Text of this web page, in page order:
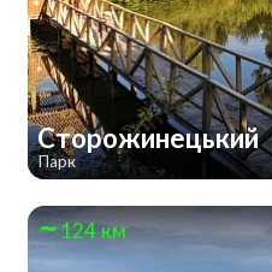
Сторожинецький
Парк
124 км